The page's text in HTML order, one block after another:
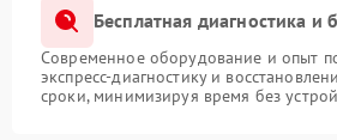
Бесплатная диагностика
Современное оборудование и опыт
экспресс-диагностику и
сроки, минимизируя время без